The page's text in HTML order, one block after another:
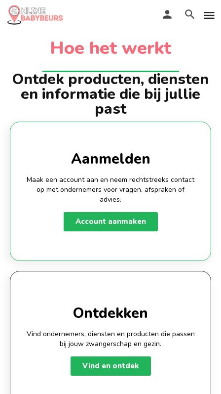
Hoe het werkt
Ontdek producten, diensten
en informatie die bij jullie
past
Aanmelden
Maak een account aan en neem rechtstreeks contact
op met ondernemers voor vragen, afspraken of
advies.
Account aanmaken
Ontdekken
Vind ondernemers, diensten en producten die passen
bij jouw zwangerschap en gezin.
Vind en ontdek